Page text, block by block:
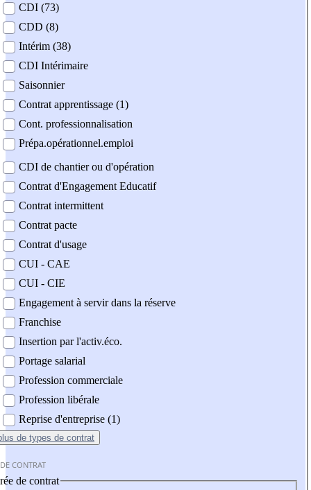
contrat
CDI (73)
CDD (8)
Intérim (38)
CDI Intérimaire
Saisonnier
Contrat apprentissage (1)
Cont. professionnalisation
Prépa.opérationnel.emploi
CDI de chantier ou d'opération
Contrat d'Engagement Educatif
Contrat intermittent
Contrat pacte
Contrat d'usage
CUI - CAE
CUI - CIE
Engagement à servir dans la réserve
Franchise
Insertion par l'activ.éco.
Portage salarial
Profession commerciale
Profession libérale
Reprise d'entreprise (1)
de types de contrat
CONTRAT
de contrat